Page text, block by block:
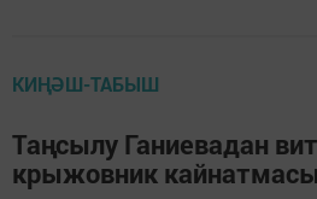
КИҢӘШ-ТАБЫШ
Таңсылу Ганиевадан
крыжовник кайнатмасы